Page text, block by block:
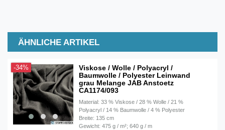
ÄHNLICHE ARTIKEL
-34%
Viskose / Wolle / Polyacryl /
Baumwolle / Polyester Leinwand
grau Melange JAB Anstoetz
CA1174/093
Material: 33 % Viskose / 28 % Wolle / 21 %
Polyacryl / 14 % Baumwolle / 4 % Polyester
Breite: 135 cm
Gewicht: 475 g / m²; 640 g / m